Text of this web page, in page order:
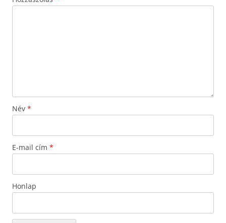
Név *
E-mail cím *
Honlap